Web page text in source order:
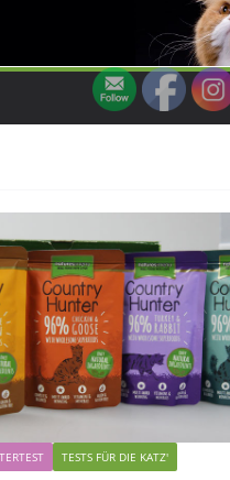
TESTS FÜR DIE KATZ'